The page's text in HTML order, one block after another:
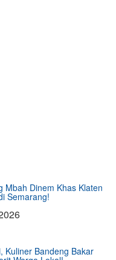
Mbah Dinem Khas Klaten
Semarang!
Kuliner Bandeng Bakar